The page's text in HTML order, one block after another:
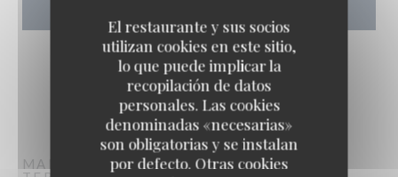
El restaurante y sus socios
utilizan cookies en este sitio,
lo que puede implicar la
recopilación de datos
personales. Las cookies
denominadas «necesarias»
son obligatorias y se instalan
por defecto. Otras cookies
MANA'O
BISTRÓ / COCINA FRANCESA /